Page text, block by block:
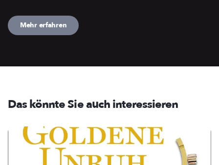
Mehr erfahren
Das könnte Sie auch interessieren